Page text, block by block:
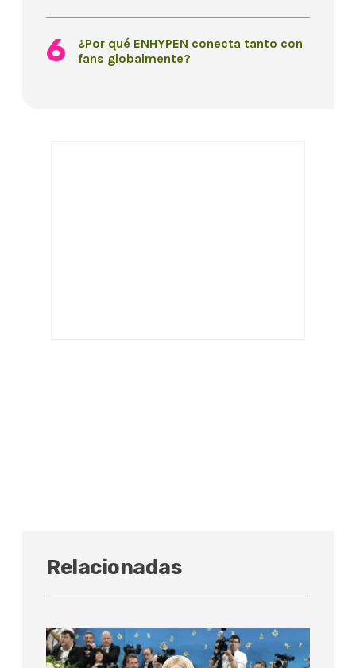
¿Por qué ENHYPEN conecta tanto con
fans globalmente?
Relacionadas